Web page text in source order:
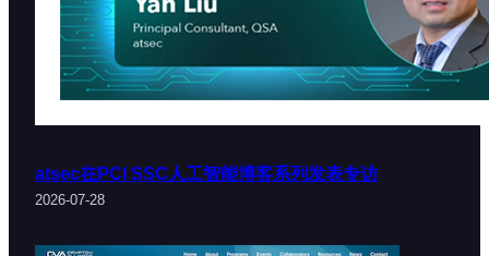
atsec在PCI SSC人工智能博客系列发表专访
2026-07-28